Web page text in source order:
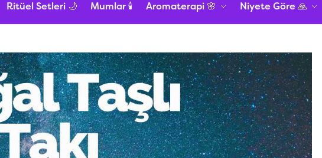
Ritüel Setleri 🌙 Mumlar 🕯️ Aromaterapi 🌸 Niyete Göre 🙏